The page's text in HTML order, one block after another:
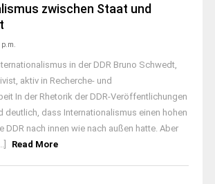
zwischen Staat und
in der DDR Bruno Schwedt,
aktiv in Recherche- und
In der Rhetorik der DDR-Veröffentlichungen
deutlich, dass Internationalismus einen hohen
DDR nach innen wie nach außen hatte. Aber
Read More